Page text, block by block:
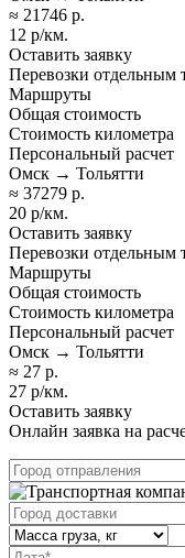
≈ 21746 р.
12 р/км.
Оставить заявку
Перевозки отдельным
Маршруты
Общая стоимость
Стоимость километра
Персональный расчет
Омск → Тольятти
≈ 37279 р.
20 р/км.
Оставить заявку
Перевозки отдельным
Маршруты
Общая стоимость
Стоимость километра
Персональный расчет
Омск → Тольятти
≈ 27 р.
27 р/км.
Оставить заявку
Онлайн заявка на